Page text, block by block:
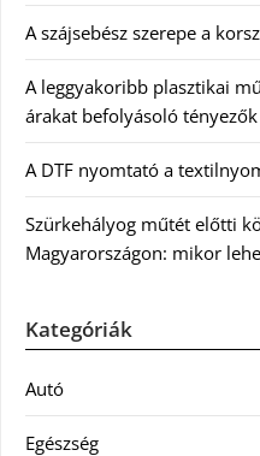
A szájsebész szerepe a
A leggyakoribb plasztikai
árakat befolyásoló tényezők
A DTF nyomtató a
Szürkehályog műtét előtti
Magyarországon: mikor
Kategóriák
Autó
Egészség